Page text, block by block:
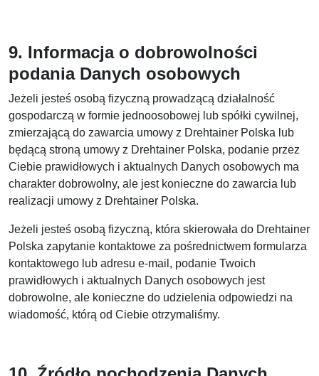
9. Informacja o dobrowolności
podania Danych osobowych
Jeżeli jesteś osobą fizyczną prowadzącą działalność
gospodarczą w formie jednoosobowej lub spółki cywilnej,
zmierzającą do zawarcia umowy z Drehtainer Polska lub
będącą stroną umowy z Drehtainer Polska, podanie przez
Ciebie prawidłowych i aktualnych Danych osobowych ma
charakter dobrowolny, ale jest konieczne do zawarcia lub
realizacji umowy z Drehtainer Polska.
Jeżeli jesteś osobą fizyczną, która skierowała do Drehtainer
Polska zapytanie kontaktowe za pośrednictwem formularza
kontaktowego lub adresu e-mail, podanie Twoich
prawidłowych i aktualnych Danych osobowych jest
dobrowolne, ale konieczne do udzielenia odpowiedzi na
wiadomość, którą od Ciebie otrzymaliśmy.